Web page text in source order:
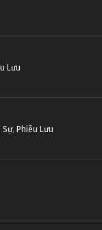
Lưu
Sự, Phiêu Lưu